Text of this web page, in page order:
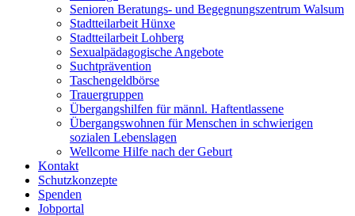
Senioren Beratungs- und Begegnungszentrum Walsum
Stadtteilarbeit Hünxe
Stadtteilarbeit Lohberg
Sexualpädagogische Angebote
Suchtprävention
Taschengeldbörse
Trauergruppen
Übergangshilfen für männl. Haftentlassene
Übergangswohnen für Menschen in schwierigen
sozialen Lebenslagen
Wellcome Hilfe nach der Geburt
Kontakt
Schutzkonzepte
Spenden
Jobportal